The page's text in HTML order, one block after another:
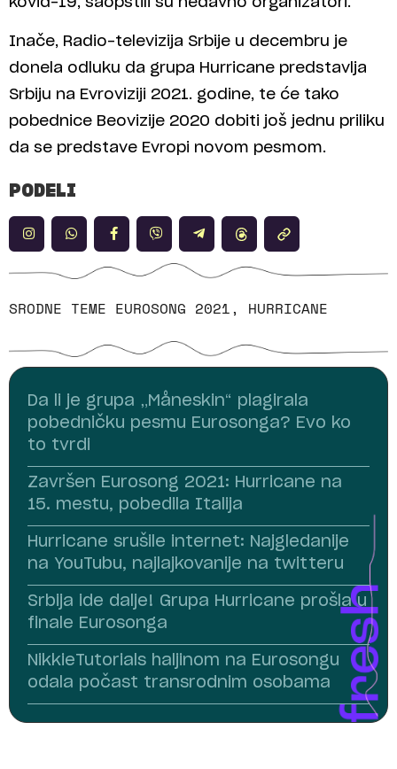
Inače, Radio-televizija Srbije u decembru je
donela odluku da grupa Hurricane predstavlja
Srbiju na Evroviziji 2021. godine, te će tako
pobednice Beovizije 2020 dobiti još jednu priliku
da se predstave Evropi novom pesmom.
PODELI
SRODNE TEME EUROSONG 2021, HURRICANE
Da li je grupa „Måneskin“ plagirala
pobedničku pesmu Eurosonga? Evo ko
to tvrdi
Završen Eurosong 2021: Hurricane na
15. mestu, pobedila Italija
Hurricane srušile internet: Najgledanije
na YouTubu, najlajkovanije na twitteru
Srbija ide dalje! Grupa Hurricane prošla u
finale Eurosonga
NikkieTutorials haljinom na Eurosongu
odala počast transrodnim osobama